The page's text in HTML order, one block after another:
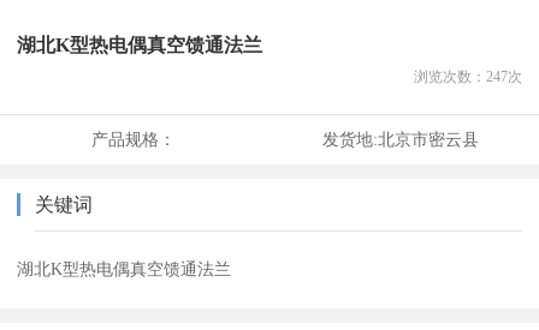
湖北K型热电偶真空馈通法兰
浏览次数： 247次
产品规格： 发货地:北京市密云县
关键词
湖北K型热电偶真空馈通法兰